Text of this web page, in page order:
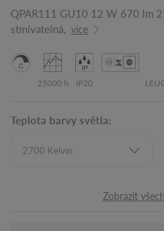
QPAR111 GU10 12 W 670 lm
stmívatelná,
více
25000 h IP20
Teplota barvy světla:
Zobrazit